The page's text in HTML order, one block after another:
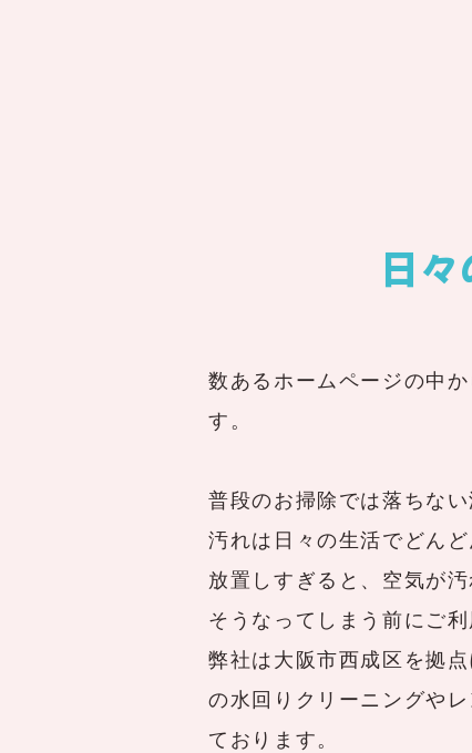
日
数あるホームページの中
す。
普段のお掃除では落ちな
汚れは日々の生活でどんど
放置しすぎると、空気が
そうなってしまう前にご
弊社は大阪市西成区を拠
の水回りクリーニングや
ております。